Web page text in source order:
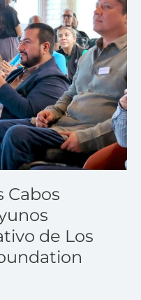
Cabos
de Los